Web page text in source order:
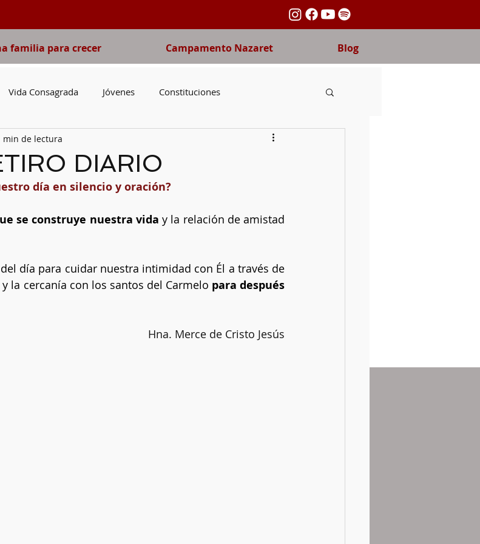
familia para crecer Campamento Nazaret Blog
Vida Consagrada Jóvenes Constituciones
Pobreza
Libros San José Catequesis
DIARIO
min de lectura
día en silencio y oración?
se construye nuestra vida y la relación de amistad
día para cuidar nuestra intimidad con Él a través de
la cercanía con los santos del Carmelo para después
Hna. Merce de Cristo Jesús